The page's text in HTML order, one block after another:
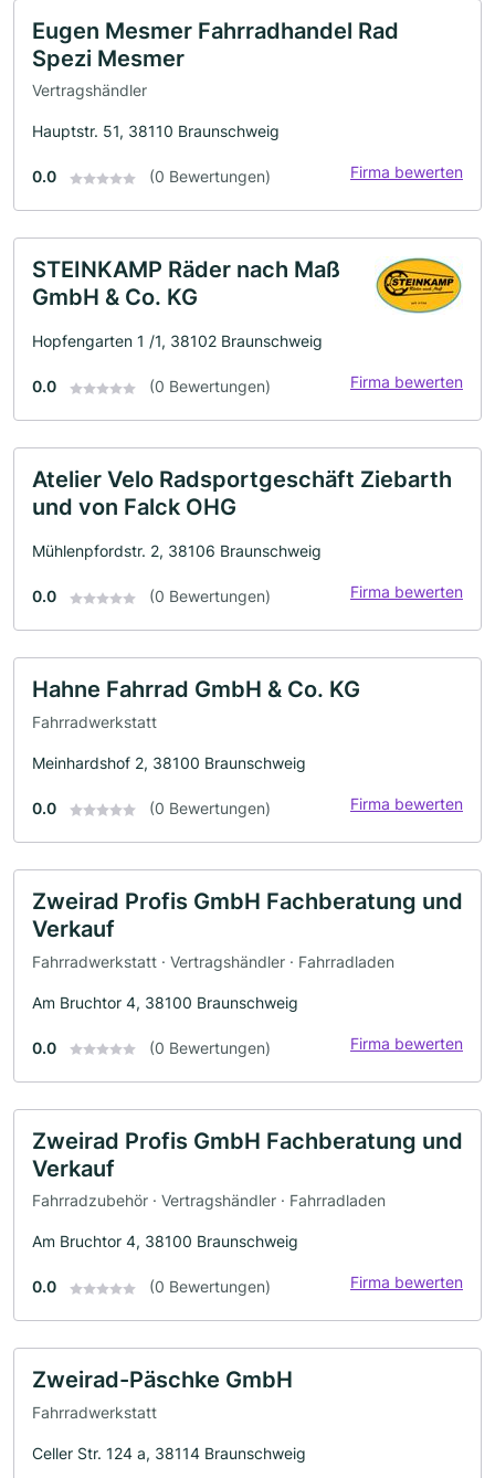
Eugen Mesmer Fahrradhandel Rad
Spezi Mesmer
Vertragshändler
Hauptstr. 51, 38110 Braunschweig
0.0 (0 Bewertungen) Firma bewerten
STEINKAMP Räder nach Maß
GmbH & Co. KG
Hopfengarten 1 /1, 38102 Braunschweig
0.0 (0 Bewertungen) Firma bewerten
Atelier Velo Radsportgeschäft Ziebarth
und von Falck OHG
Mühlenpfordstr. 2, 38106 Braunschweig
0.0 (0 Bewertungen) Firma bewerten
Hahne Fahrrad GmbH & Co. KG
Fahrradwerkstatt
Meinhardshof 2, 38100 Braunschweig
0.0 (0 Bewertungen) Firma bewerten
Zweirad Profis GmbH Fachberatung und
Verkauf
Fahrradwerkstatt · Vertragshändler · Fahrradladen
Am Bruchtor 4, 38100 Braunschweig
0.0 (0 Bewertungen) Firma bewerten
Zweirad Profis GmbH Fachberatung und
Verkauf
Fahrradzubehör · Vertragshändler · Fahrradladen
Am Bruchtor 4, 38100 Braunschweig
0.0 (0 Bewertungen) Firma bewerten
Zweirad-Päschke GmbH
Fahrradwerkstatt
Celler Str. 124 a, 38114 Braunschweig